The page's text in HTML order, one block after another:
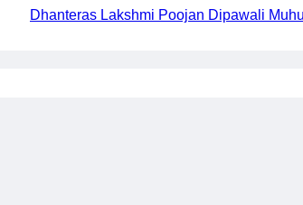
Dhanteras Lakshmi Poojan Dipawali